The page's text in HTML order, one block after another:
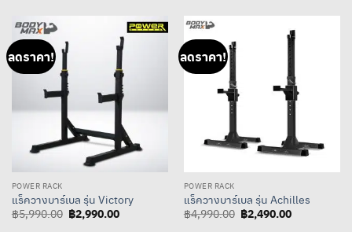
ลดราคา!
POWER RACK
แร็ควางบาร์เบล รุ่น Victory
฿5,990.00 Original
price
฿2,990.00Current
ลดราคา!
POWER RACK
แร็ควางบาร์เบล รุ่น Achilles
฿4,990.00 Original
price
฿2,490.00Current